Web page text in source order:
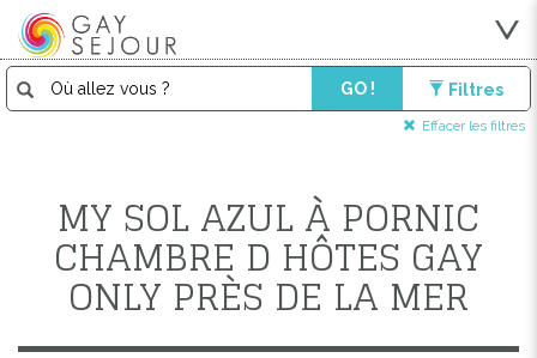
GO ! Filtres
Effacer les filtres
MY SOL AZUL À PORNIC
CHAMBRE D HÔTES GAY
ONLY PRÈS DE LA MER